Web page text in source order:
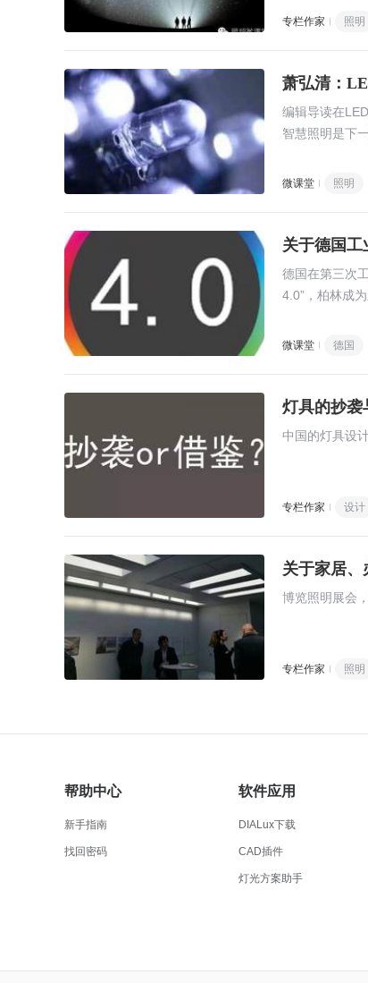
专栏作家 照明
萧弘清：
编辑导读在
智慧照明是下
微课堂 照明
关于德国工
德国在第三次
4.0”，柏林成
微课堂 德国
灯具的抄袭
中国的灯具设
专栏作家 设计
关于家居、
博览照明展会
专栏作家 照明
帮助中心
新手指南
找回密码
软件应用
DIALux下载
CAD插件
灯光方案助手